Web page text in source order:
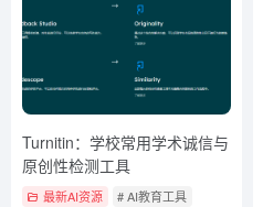
Turnitin：学校常用学术诚信与
原创性检测工具
最新AI资源 # AI教育工具